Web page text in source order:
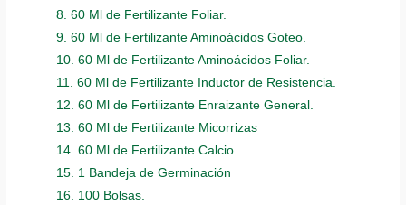
8. 60 Ml de Fertilizante Foliar.
9. 60 Ml de Fertilizante Aminoácidos Goteo.
10. 60 Ml de Fertilizante Aminoácidos Foliar.
11. 60 Ml de Fertilizante Inductor de Resistencia.
12. 60 Ml de Fertilizante Enraizante General.
13. 60 Ml de Fertilizante Micorrizas
14. 60 Ml de Fertilizante Calcio.
15. 1 Bandeja de Germinación
16. 100 Bolsas.